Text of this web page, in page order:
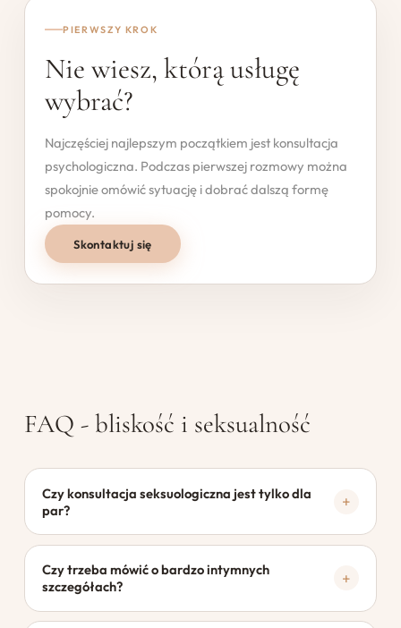
PIERWSZY KROK
Nie wiesz, którą usługę
wybrać?
Najczęściej najlepszym początkiem jest konsultacja
psychologiczna. Podczas pierwszej rozmowy można
spokojnie omówić sytuację i dobrać dalszą formę
pomocy.
Skontaktuj się
FAQ - bliskość i seksualność
Czy konsultacja seksuologiczna jest tylko dla
par?
Czy trzeba mówić o bardzo intymnych
szczegółach?